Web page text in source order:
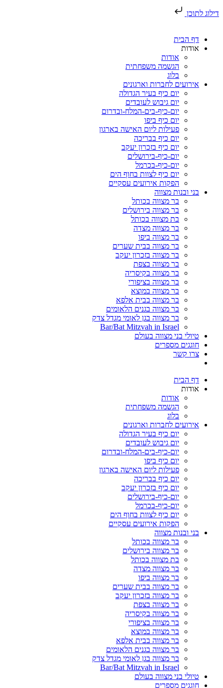
דילוג לתוכן
דף הבית
אודות
אודות
הגשמה משפחתית
בלוג
אירועים לחברות וארגונים
יום כיף בעיר הגדולה
יום גיבוש לעובדים
יום-כיף-בים-המלח-ובדרום
יום כיף ביפו
פעילות ליום האישה בארגון
יום כיף בבריכה
יום כיף בזכרון יעקב
יום-כיף-בירושלים
יום-כיף-בכרמל
יום כיף לצוות בחוף הים
הפקות אירועים עסקיים
בני ובנות מצווה
בר מצווה בכותל
בר מצווה בירושלים
בת מצווה בכותל
בר מצווה מצדה
בר מצווה ביפו
בר מצווה בבית שערים
בר מצווה בזכרון יעקב
בר מצווה בצפת
בר מצווה בקיסריה
בר מצווה בציפורי
בר מצווה במוצא
בר מצווה בבית אלפא
בר מצווה בגנים הלאומים
בר מצווה בגן לאומי מגדל צדק
Bar/Bat Mitzvah in Israel
טיולי בני מצווה בעולם
חוגגים מספרים
צרו קשר
דף הבית
אודות
אודות
הגשמה משפחתית
בלוג
אירועים לחברות וארגונים
יום כיף בעיר הגדולה
יום גיבוש לעובדים
יום-כיף-בים-המלח-ובדרום
יום כיף ביפו
פעילות ליום האישה בארגון
יום כיף בבריכה
יום כיף בזכרון יעקב
יום-כיף-בירושלים
יום-כיף-בכרמל
יום כיף לצוות בחוף הים
הפקות אירועים עסקיים
בני ובנות מצווה
בר מצווה בכותל
בר מצווה בירושלים
בת מצווה בכותל
בר מצווה מצדה
בר מצווה ביפו
בר מצווה בבית שערים
בר מצווה בזכרון יעקב
בר מצווה בצפת
בר מצווה בקיסריה
בר מצווה בציפורי
בר מצווה במוצא
בר מצווה בבית אלפא
בר מצווה בגנים הלאומים
בר מצווה בגן לאומי מגדל צדק
Bar/Bat Mitzvah in Israel
טיולי בני מצווה בעולם
חוגגים מספרים